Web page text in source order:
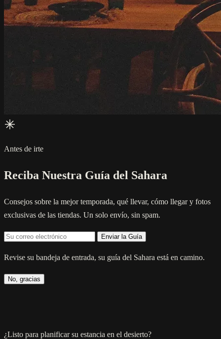
Antes de irte
Reciba Nuestra Guía del Sahara
Consejos sobre la mejor temporada, qué llevar, cómo llegar y fotos
exclusivas de las tiendas. Un solo envío, sin spam.
Enviar la Guía
Revise su bandeja de entrada, su guía del Sahara está en camino.
No, gracias
¿Listo para planificar su estancia en el desierto?